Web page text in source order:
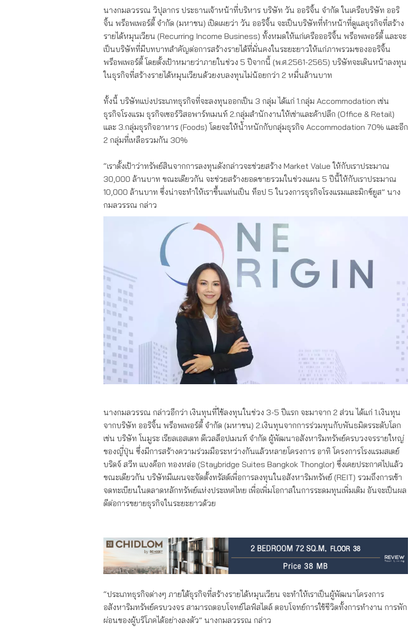
นางกมลวรรณ วิปุลากร ประธานเจ้าหน้าที่บริหาร บริษัท วัน ออริจิ้น จำกัด ในเครือบริษัท ออริ
จิ้น พร็อพเพอร์ตี้ จำกัด (มหาชน) เปิดเผยว่า วัน ออริจิ้น จะเป็นบริษัทที่ทำหน้าที่ดูแลธุรกิจที่สร้าง
รายได้หมุนเวียน (Recurring Income Business) ทั้งหมดให้แก่เครือออริจิ้น พร็อพเพอร์ตี้ และจะ
เป็นบริษัทที่มีบทบาทสำคัญต่อการสร้างรายได้ที่มั่นคงในระยะยาวให้แก่ภาพรวมของออริจิ้น
พร็อพเพอร์ตี้ โดยตั้งเป้าหมายว่าภายในช่วง 5 ปีจากนี้ (พ.ศ.2561-2565) บริษัทจะเดินหน้าลงทุน
ในธุรกิจที่สร้างรายได้หมุนเวียนด้วยงบลงทุนไม่น้อยกว่า 2 หมื่นล้านบาท
ทั้งนี้ บริษัทแบ่งประเภทธุรกิจที่จะลงทุนออกเป็น 3 กลุ่ม ได้แก่ 1.กลุ่ม Accommodation เช่น
ธุรกิจโรงแรม ธุรกิจเซอร์วิสอพาร์ทเมนท์ 2.กลุ่มสำนักงานให้เช่าและค้าปลีก (Office & Retail)
และ 3.กลุ่มธุรกิจอาหาร (Foods) โดยจะให้น้ำหนักกับกลุ่มธุรกิจ Accommodation 70% และอีก
2 กลุ่มที่เหลือรวมกัน 30%
“เราตั้งเป้าว่าทรัพย์สินจากการลงทุนดังกล่าวจะช่วยสร้าง Market Value ให้กับเราประมาณ
30,000 ล้านบาท ขณะเดียวกัน จะช่วยสร้างยอดขายรวมในช่วงแผน 5 ปีนี้ให้กับเราประมาณ
10,000 ล้านบาท ซึ่งน่าจะทำให้เราขึ้นแท่นเป็น ท็อป 5 ในวงการธุรกิจโรงแรมและมิกซ์ยูส” นาง
กมลวรรณ กล่าว
นางกมลวรรณ กล่าวอีกว่า เงินทุนที่ใช้ลงทุนในช่วง 3-5 ปีแรก จะมาจาก 2 ส่วน ได้แก่ 1.เงินทุน
จากบริษัท ออริจิ้น พร็อพเพอร์ตี้ จำกัด (มหาชน) 2.เงินทุนจากการร่วมทุนกับพันธมิตรระดับโลก
เช่น บริษัท โนมูระ เรียลเอสเตท ดีเวลล็อปเมนท์ จำกัด ผู้พัฒนาอสังหาริมทรัพย์ครบวงจรรายใหญ่
ของญี่ปุ่น ซึ่งมีการสร้างความร่วมมือระหว่างกันแล้วหลายโครงการ อาทิ โครงการโรงแรมสเตย์
บริดจ์ สวีท แบงค็อก ทองหล่อ (Staybridge Suites Bangkok Thonglor) ซึ่งเคยประกาศไปแล้ว
ขณะเดียวกัน บริษัทมีแผนจะจัดตั้งทรัสต์เพื่อการลงทุนในอสังหาริมทรัพย์ (REIT) รวมถึงการเข้า
จดทะเบียนในตลาดหลักทรัพย์แห่งประเทศไทย เพื่อเพิ่มโอกาสในการระดมทุนเพิ่มเติม อันจะเป็นผล
ดีต่อการขยายธุรกิจในระยะยาวด้วย
“ประเภทธุรกิจต่างๆ ภายใต้ธุรกิจที่สร้างรายได้หมุนเวียน จะทำให้เราเป็นผู้พัฒนาโครงการ
อสังหาริมทรัพย์ครบวงจร สามารถตอบโจทย์ไลฟ์สไตล์ ตอบโจทย์การใช้ชีวิตทั้งการทำงาน การพัก
ผ่อนของผู้บริโภคได้อย่างลงตัว” นางกมลวรรณ กล่าว